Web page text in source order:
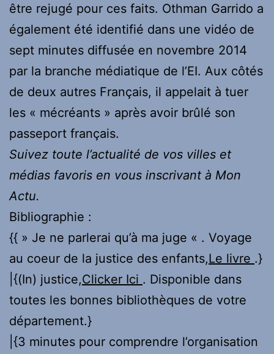
être rejugé pour ces faits. Othman Garrido a
également été identifié dans une vidéo de
sept minutes diffusée en novembre 2014
par la branche médiatique de l’EI. Aux côtés
de deux autres Français, il appelait à tuer
les « mécréants » après avoir brûlé son
passeport français.
Suivez toute l’actualité de vos villes et
médias favoris en vous inscrivant à Mon
Actu.
Bibliographie :
{{ » Je ne parlerai qu’à ma juge « . Voyage
au coeur de la justice des enfants,Le livre .}
|{(In) justice,Clicker Ici . Disponible dans
toutes les bonnes bibliothèques de votre
département.}
|{3 minutes pour comprendre l’organisation